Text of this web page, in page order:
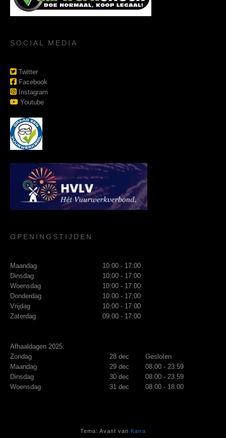
SOCIAL MEDIA
Twitter
Facebook
Instagram
Youtube
OPENINGSTIJDEN
Maandag
10:00 - 17:00
Dinsdag
10:00 - 17:00
Woensdag
10:00 - 17:00
Donderdag
10:00 - 17:00
Vrijdag
10:00 - 17:00
Zaterdag
09:00 - 17:00
Afhaaldagen 2025:
Zondag
28 dec
Gesloten
Maandag
29 dec
08:00 - 23:59
Dinsdag
30 dec
08:00 - 23:59
Woensdag
31 dec 08:00 - 18:00
Tema: Avant van Kaira